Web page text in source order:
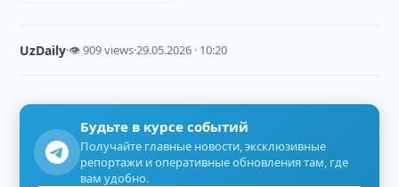
UzDaily·👁 909 views·29.05.2026 · 10:20
Будьте в курсе событий
Получайте главные новости, эксклюзивные
репортажи и оперативные обновления там, где
вам удобно.